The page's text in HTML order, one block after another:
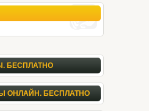
БЕСПЛАТНО
ОНЛАЙН. БЕСПЛАТНО